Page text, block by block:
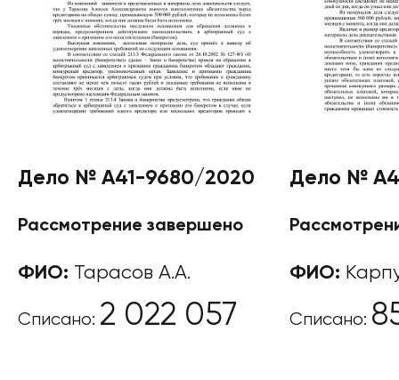
Дело № А41-9680/2020
Рассмотрение завершено
ФИО: Тарасов А.А.
Списано: 2 022 057
Дело №
ФИО:
Списано: